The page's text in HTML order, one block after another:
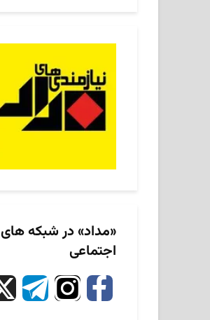
«مداد» در شبکه های
اجتماعی